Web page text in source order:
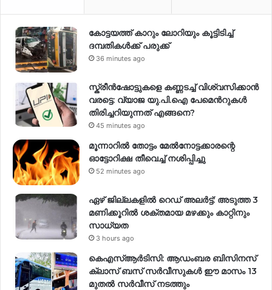
കോട്ടയത്ത് കാറും ലോറിയും കൂട്ടിടിച്ച്
ദമ്പതികള്‍ക്ക് പരുക്ക്
36 minutes ago
സ്ക്രീൻഷോട്ടുകളെ കണ്ണടച്ച് വിശ്വസിക്കാൻ
വരട്ടെ: വ്യാജ യു.പി.ഐ പേമെന്‍റുകൾ
തിരിച്ചറിയുന്നത് എങ്ങനെ?
45 minutes ago
മൂന്നാറിൽ തോട്ടം മേൽനോട്ടക്കാരന്റെ
ഓട്ടോറിക്ഷ തീവെച്ച് നശിപ്പിച്ചു
52 minutes ago
ഏഴ് ജില്ലകളില്‍ റെഡ് അലര്‍ട്ട്: അടുത്ത 3
മണിക്കൂറിൽ ശക്തമായ മഴക്കും കാറ്റിനും
സാധ്യത
3 hours ago
കെഎസ്ആർടിസി: ആഡംബര ബിസിനസ്
ക്ലാസ് ബസ് സർവീസുകൾ ഈ മാസം 13
മുതൽ സർവീസ് നടത്തും